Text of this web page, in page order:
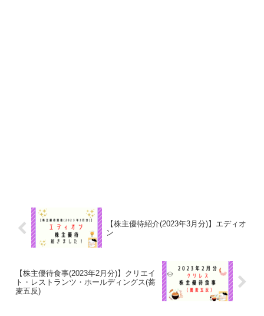
【株主優待紹介(2023年3月分)】エディオ
ン
【株主優待食事(2023年2月分)】クリエイ
ト・レストランツ・ホールディングス(蕎
麦五反)